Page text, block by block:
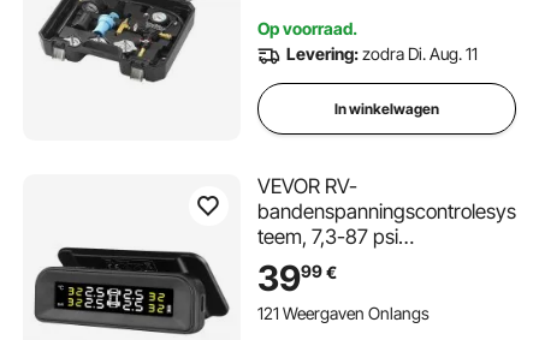
Op voorraad.
Levering:zodra Di. Aug. 11
In winkelwagen
VEVOR RV-
bandenspanningscontrolesys
teem, 7,3-87 psi
aanhangwagen-TPMS,
universeel draadloos
autoalarmsysteem,
3999€
121 Weergaven Onlangs